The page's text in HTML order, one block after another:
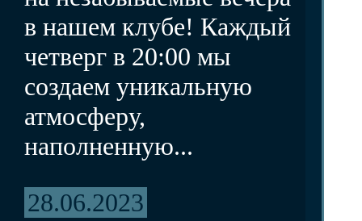
в нашем клубе! Каждый
четверг в 20:00 мы
создаем уникальную
атмосферу,
наполненную...
28.06.2023